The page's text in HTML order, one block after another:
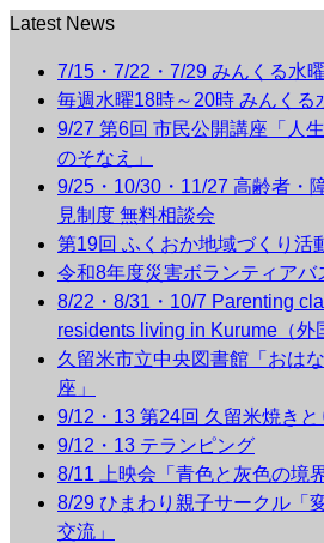
Latest News
7/15・7/22・7/29 みんくる水
毎週水曜18時～20時 みんくる
9/27 第6回 市民公開講座「人
のそなえ」
9/25・10/30・11/27 高齢者・
見制度 無料相談会
第19回 ふくおか地域づくり活
令和8年度災害ボランティアバ
8/22・8/31・10/7 Parenting
residents living in Kurume（外
久留米市立中央図書館「おは
座」
9/12・13 第24回 久留米焼き
9/12・13 テランピング
8/11 上映会「青色と灰色の境界
8/29 ひまわり親子サークル「
交流」